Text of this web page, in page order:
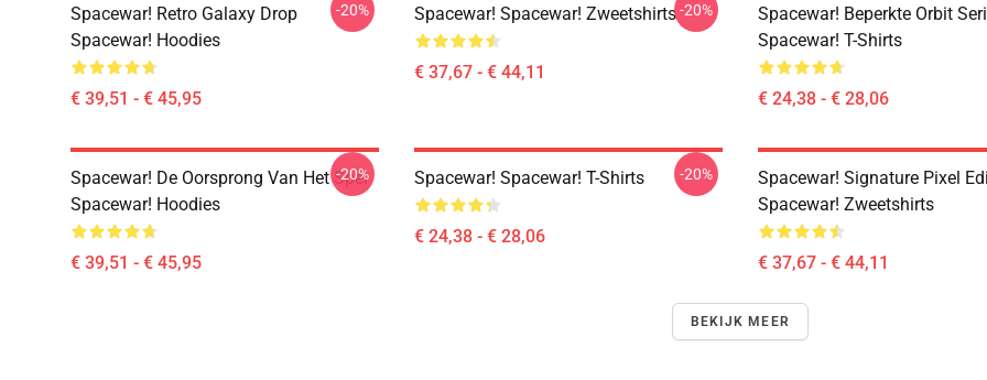
Spacewar! Retro Galaxy Drop
Spacewar! Hoodies
€ 39,51 - € 45,95
-20% Spacewar! Spacewar! Zweetshirts
€ 37,67 - € 44,11
-20%
Spacewar! Beperkte Orbit
Spacewar! T-Shirts
€ 24,38 - € 28,06
Spacewar! De Oorsprong Van Het Spel
Spacewar! Hoodies
€ 39,51 - € 45,95
-20% Spacewar! Spacewar! T-Shirts
€ 24,38 - € 28,06
-20%
Spacewar! Signature Pixel
Spacewar! Zweetshirts
€ 37,67 - € 44,11
BEKIJK MEER